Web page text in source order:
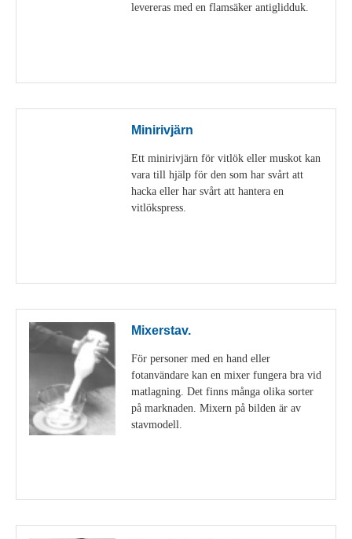
levereras med en flamsäker antiglidduk.
Minirivjärn
Ett minirivjärn för vitlök eller muskot kan
vara till hjälp för den som har svårt att
hacka eller har svårt att hantera en
vitlökspress.
Mixerstav.
För personer med en hand eller
fotanvändare kan en mixer fungera bra vid
matlagning. Det finns många olika sorter
på marknaden. Mixern på bilden är av
stavmodell.